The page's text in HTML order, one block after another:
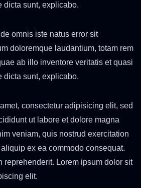
dicta sunt, explicabo.
omnis iste natus error sit
doloremque laudantium, totam rem
ab illo inventore veritatis et quasi
dicta sunt, explicabo.
consectetur adipisicing elit, sed
ut labore et dolore magna
veniam, quis nostrud exercitation
ex ea commodo consequat.
reprehenderit. Lorem ipsum dolor sit
elit.